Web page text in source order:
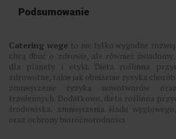
Podsumowanie
Catering wege to nie tylko wygodne
chcą dbać o zdrowie, ale również
dla planety i etyki. Dieta roślinna
zdrowotne, takie jak obniżenie ryzyka
zmniejszenie ryzyka nowotworów
trawiennych. Dodatkowo, dieta roślinna
środowiska, zmniejszenia śladu
oraz ochrony bioróżnorodności.